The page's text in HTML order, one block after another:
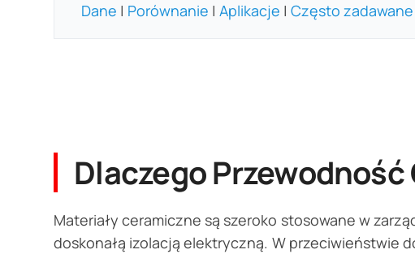
Dane | Porównanie |Aplikacje |Często
Dlaczego
Materiały ceramiczne są szeroko stosowane w
doskonałą izolacją elektryczną. W przeciwieństwie